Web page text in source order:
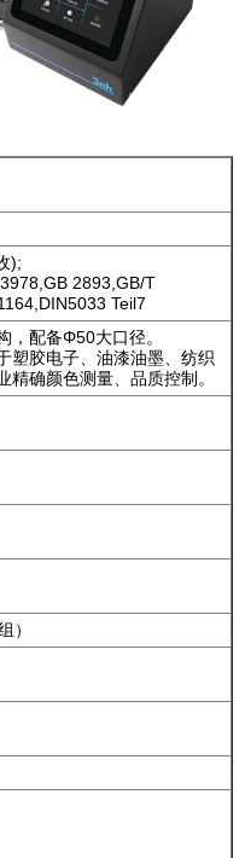
);
2893,GB/T
Teil7
，配备Φ50大口径。
塑胶电子、油漆油墨、纺织
精确颜色测量、品质控制。
）